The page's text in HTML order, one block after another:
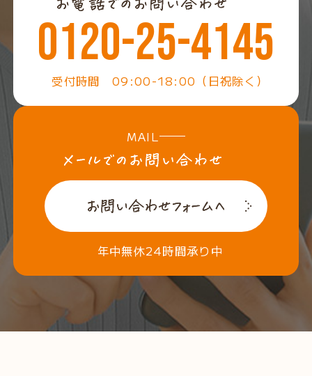
0120-25-4145
受付時間 09:00-18:00（日祝除く）
MAIL
年中無休24時間承り中